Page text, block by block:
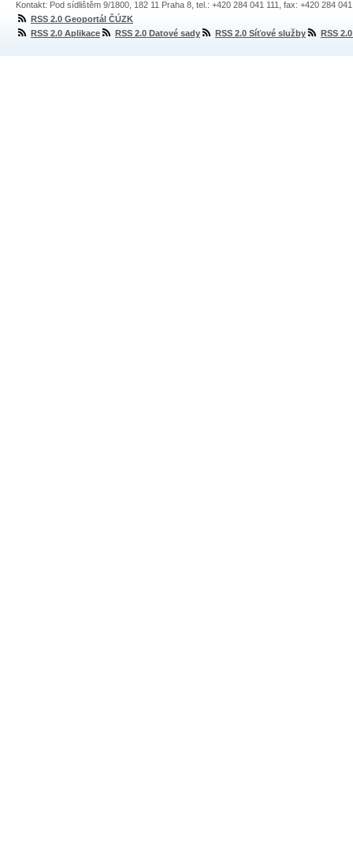
Kontakt: Pod sídlištěm 9/1800, 182 11 Praha 8, tel.: +420 284 041 111, fax: +420 284
RSS 2.0 Geoportál ČÚZK
RSS 2.0 Aplikace
RSS 2.0 Datové sady RSS 2.0 Síťové služby RSS